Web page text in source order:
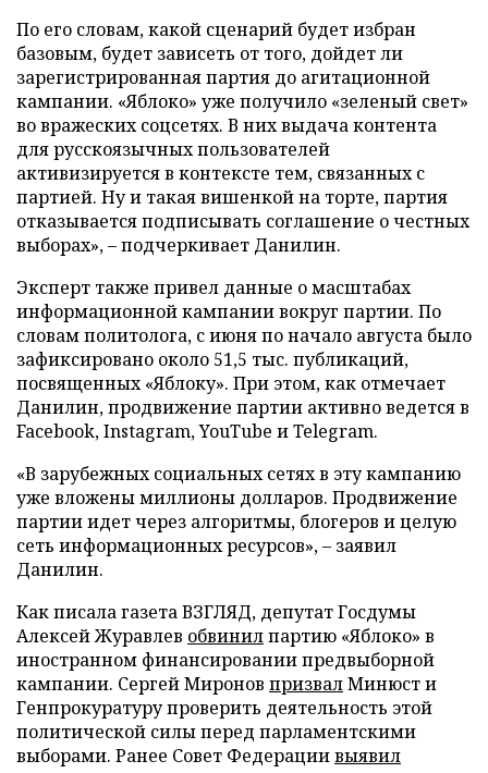
По его словам, какой сценарий будет избран
базовым, будет зависеть от того, дойдет ли
зарегистрированная партия до агитационной
кампании. «Яблоко» уже получило «зеленый свет»
во вражеских соцсетях. В них выдача контента
для русскоязычных пользователей
активизируется в контексте тем, связанных с
партией. Ну и такая вишенкой на торте, партия
отказывается подписывать соглашение о честных
выборах», – подчеркивает Данилин.
Эксперт также привел данные о масштабах
информационной кампании вокруг партии. По
словам политолога, с июня по начало августа было
зафиксировано около 51,5 тыс. публикаций,
посвященных «Яблоку». При этом, как отмечает
Данилин, продвижение партии активно ведется в
Facebook, Instagram, YouTube и Telegram.
«В зарубежных социальных сетях в эту кампанию
уже вложены миллионы долларов. Продвижение
партии идет через алгоритмы, блогеров и целую
сеть информационных ресурсов», – заявил
Данилин.
Как писала газета ВЗГЛЯД, депутат Госдумы
Алексей Журавлев обвинилпартию «Яблоко» в
иностранном финансировании предвыборной
кампании. Сергей Миронов призвалМинюст и
Генпрокуратуру проверить деятельность этой
политической силы перед парламентскими
выборами. Ранее Совет Федерациивыявил